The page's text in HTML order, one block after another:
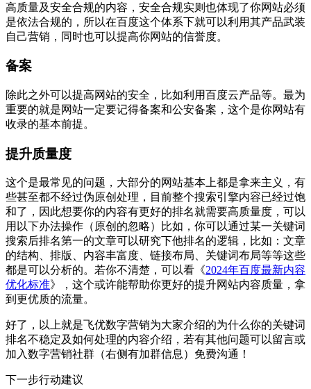
高质量及安全合规的内容，安全合规实则也体现了你网站必须
是依法合规的，所以在百度这个体系下就可以利用其产品武装
自己营销，同时也可以提高你网站的信誉度。
备案
除此之外可以提高网站的安全，比如利用百度云产品等。最为
重要的就是网站一定要记得备案和公安备案，这个是你网站有
收录的基本前提。
提升质量度
这个是最常见的问题，大部分的网站基本上都是拿来主义，有
些甚至都不经过伪原创处理，目前整个搜索引擎内容已经过饱
和了，因此想要你的内容有更好的排名就需要高质量度，可以
用以下办法操作（原创的忽略）比如，你可以通过某一关键词
搜索后排名第一的文章可以研究下他排名的逻辑，比如：文章
的结构、排版、内容丰富度、链接布局、关键词布局等等这些
都是可以分析的。若你不清楚，可以看《2024年百度最新内容
优化标准》，这个或许能帮助你更好的提升网站内容质量，拿
到更优质的流量。
好了，以上就是飞优数字营销为大家介绍的为什么你的关键词
排名不稳定及如何处理的内容介绍，若有其他问题可以留言或
加入数字营销社群（右侧有加群信息）免费沟通！
下一步行动建议